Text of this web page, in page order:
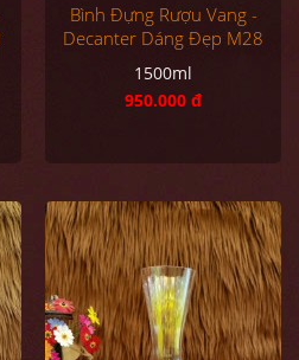
Bình Đựng Rượu Vang -
Decanter Dáng Đẹp M28
1500ml
950.000 đ